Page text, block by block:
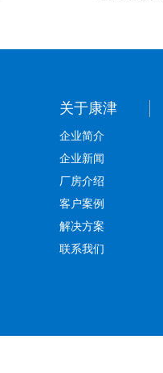
关于康津
企业简介
企业新闻
厂房介绍
客户案例
解决方案
联系我们